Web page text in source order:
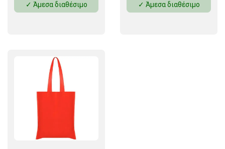
✓ Άμεσα διαθέσιμο ✓ Άμεσα διαθέσιμο